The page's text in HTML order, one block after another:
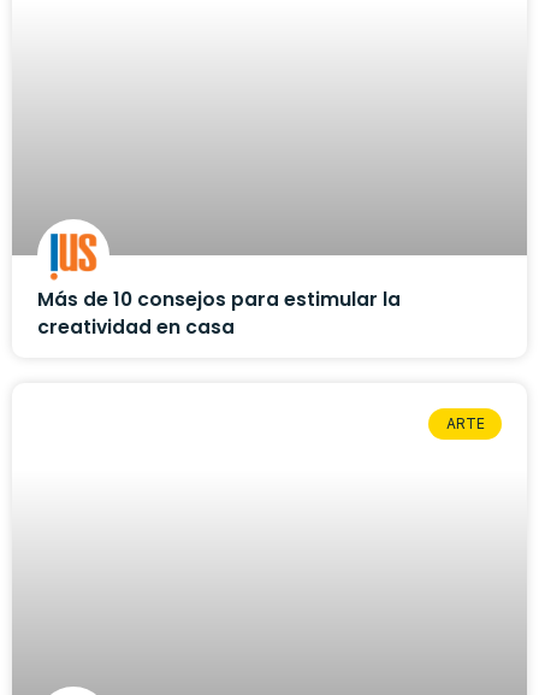
Más de 10 consejos para estimular la
creatividad en casa
ARTE